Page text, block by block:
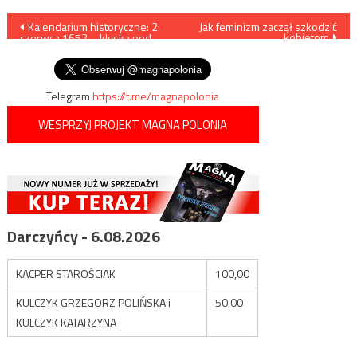
Nawigacja
wpisu
Kalendarium historyczne: 2
czerwca 1652 – klęska pod
Jak feminizm zaczął szkodzić
kobietom
Telegramhttps://t.me/magnapolonia
WESPRZYJ PROJEKT MAGNA POLONIA
Darczyńcy - 6.08.2026
KACPER STAROŚCIAK
100,00
KULCZYK GRZEGORZ POLIŃSKA i
KULCZYK KATARZYNA
50,00